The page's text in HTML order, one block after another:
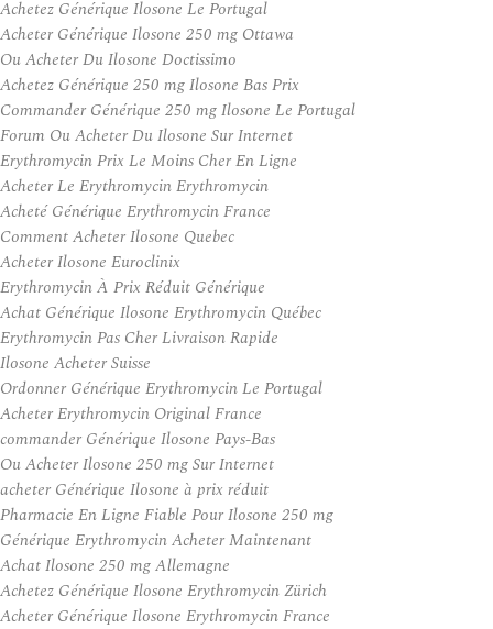
Achetez Générique Ilosone Le Portugal
Acheter Générique Ilosone 250 mg Ottawa
Ou Acheter Du Ilosone Doctissimo
Achetez Générique 250 mg Ilosone Bas Prix
Commander Générique 250 mg Ilosone Le Portugal
Forum Ou Acheter Du Ilosone Sur Internet
Erythromycin Prix Le Moins Cher En Ligne
Acheter Le Erythromycin Erythromycin
Acheté Générique Erythromycin France
Comment Acheter Ilosone Quebec
Acheter Ilosone Euroclinix
Erythromycin À Prix Réduit Générique
Achat Générique Ilosone Erythromycin Québec
Erythromycin Pas Cher Livraison Rapide
Ilosone Acheter Suisse
Ordonner Générique Erythromycin Le Portugal
Acheter Erythromycin Original France
commander Générique Ilosone Pays-Bas
Ou Acheter Ilosone 250 mg Sur Internet
acheter Générique Ilosone à prix réduit
Pharmacie En Ligne Fiable Pour Ilosone 250 mg
Générique Erythromycin Acheter Maintenant
Achat Ilosone 250 mg Allemagne
Achetez Générique Ilosone Erythromycin Zürich
Acheter Générique Ilosone Erythromycin France